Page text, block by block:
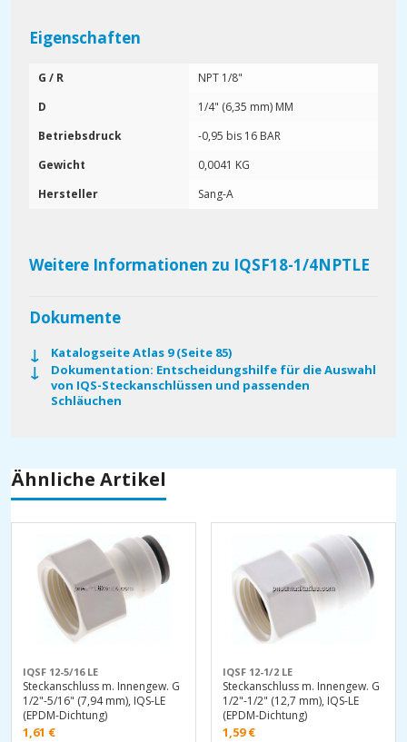
Eigenschaften
G / R
NPT 1/8"
D
1/4" (6,35 mm) MM
Betriebsdruck
-0,95 bis 16 BAR
Gewicht
0,0041 KG
Hersteller
Sang-A
Weitere Informationen zu IQSF18-1/4NPTLE
Dokumente
Katalogseite Atlas 9 (Seite 85)
Dokumentation: Entscheidungshilfe für die Auswahl
von IQS-Steckanschlüssen und passenden
Schläuchen
Ähnliche Artikel
IQSF 12-5/16 LE
Steckanschluss m. Innengew. G
1/2"-5/16" (7,94 mm), IQS-LE
(EPDM-Dichtung)
1,61 €
IQSF 12-1/2 LE
Steckanschluss m. Innengew. G
1/2"-1/2" (12,7 mm), IQS-LE
(EPDM-Dichtung)
1,59€